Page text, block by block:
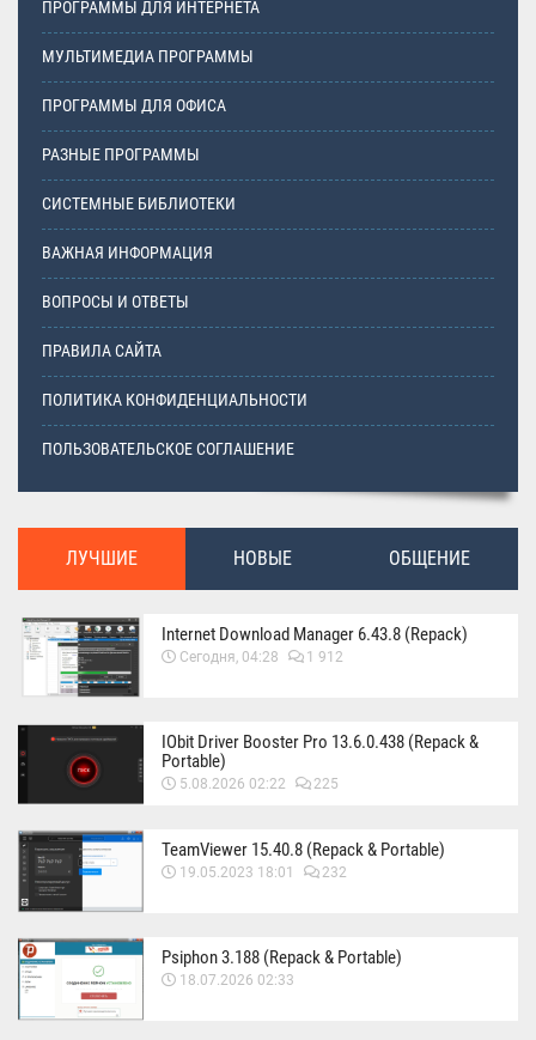
ПРОГРАММЫ ДЛЯ ИНТЕРНЕТА
МУЛЬТИМЕДИА ПРОГРАММЫ
ПРОГРАММЫ ДЛЯ ОФИСА
РАЗНЫЕ ПРОГРАММЫ
СИСТЕМНЫЕ БИБЛИОТЕКИ
ВАЖНАЯ ИНФОРМАЦИЯ
ВОПРОСЫ И ОТВЕТЫ
ПРАВИЛА САЙТА
ПОЛИТИКА КОНФИДЕНЦИАЛЬНОСТИ
ПОЛЬЗОВАТЕЛЬСКОЕ СОГЛАШЕНИЕ
ЛУЧШИЕ НОВЫЕ ОБЩЕНИЕ
Internet Download Manager 6.43.8 (Repack)
Сегодня, 04:28 1 912
IObit Driver Booster Pro 13.6.0.438 (Repack &
Portable)
5.08.2026 02:22 225
TeamViewer 15.40.8 (Repack & Portable)
19.05.2023 18:01 232
Psiphon 3.188 (Repack & Portable)
18.07.2026 02:33